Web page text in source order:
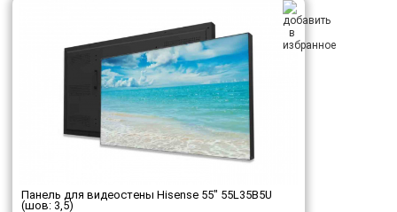
Панель для видеостены Hisense 55" 55L35B5U
(шов: 3,5)